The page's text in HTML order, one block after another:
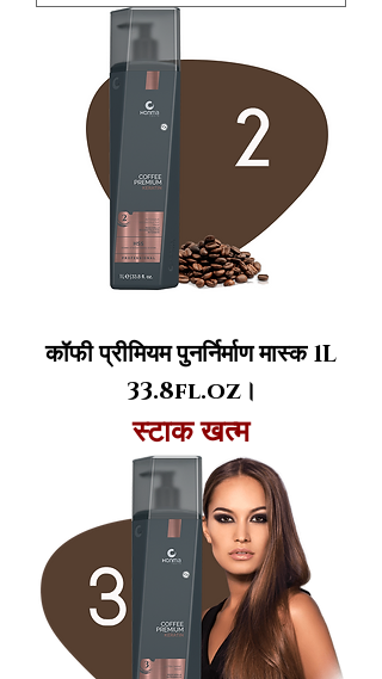
कॉफी प्रीमियम पुनर्निर्माण मास्क 1L
33.8fl.oz।
स्टाक खत्म